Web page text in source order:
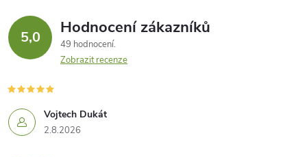
5,0 Hodnocení zákazníků
49 hodnocení
Zobrazit recenze
Vojtech Dukát
2.8.2026